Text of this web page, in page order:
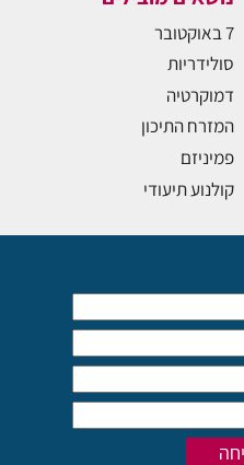
7 באוקטובר
סולידריות
דמוקרטיה
המזרח התיכון
פמיניזם
קולנוע תיעודי